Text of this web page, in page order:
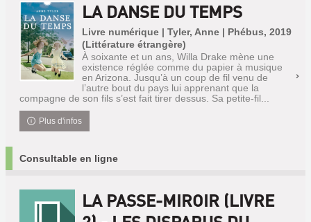
LA DANSE DU TEMPS
Livre numérique | Tyler, Anne | Phébus, 2019
(Littérature étrangère)
À soixante et un ans, Willa Drake mène une
existence réglée comme du papier à musique
en Arizona. Jusqu’à un coup de fil venu de
l’autre bout du pays lui apprenant que la
compagne de son fils s’est fait tirer dessus. Sa petite-fil...
Plus d'infos
Consultable en ligne
LA PASSE-MIROIR (LIVRE